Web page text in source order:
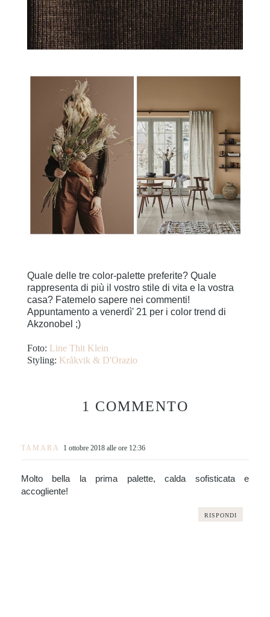
Quale delle tre color-palette preferite? Quale
rappresenta di più il vostro stile di vita e la vostra
casa? Fatemelo sapere nei commenti!
Appuntamento a venerdì' 21 per i color trend di
Akzonobel ;)
Foto: Line Thit Klein
Styling: Kråkvik & D'Orazio
1 COMMENTO
TAMARA 1 ottobre 2018 alle ore 12:36
Molto bella la prima palette, calda sofisticata e
accogliente!
RISPONDI